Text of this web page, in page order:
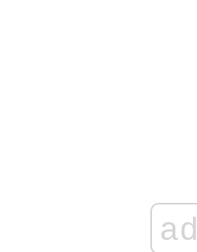
ad